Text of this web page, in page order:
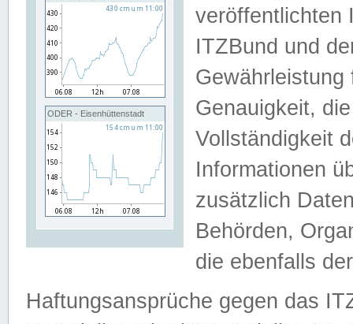
ODER - Eisenhüttenstadt
veröffentlichten
ITZBund und
Genauigkeit,
Vollständigkeit
Informationen
zusätzlich
Behörden,
die ebenfalls
Haftungsansprüche gegen das